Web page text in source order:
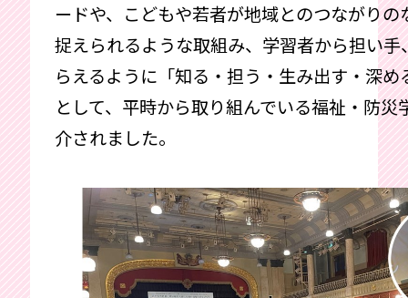
ードや、こどもや若者が地域とのつながり
捉えられるような取組み、学習者から担い手
らえるように「知る・担う・生み出す・深
として、平時から取り組んでいる福祉・防災
介されました。